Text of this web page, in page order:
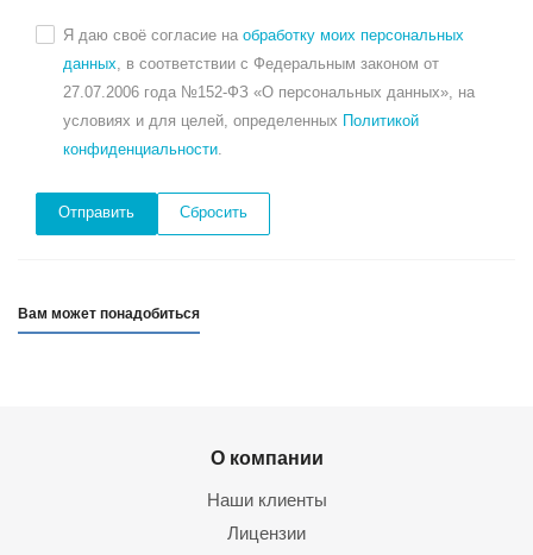
Я даю своё согласие на обработку моих персональных
данных, в соответствии с Федеральным законом от
27.07.2006 года №152-ФЗ «О персональных данных», на
условиях и для целей, определенных Политикой
конфиденциальности.
Сбросить
Вам может понадобиться
О компании
Наши клиенты
Лицензии